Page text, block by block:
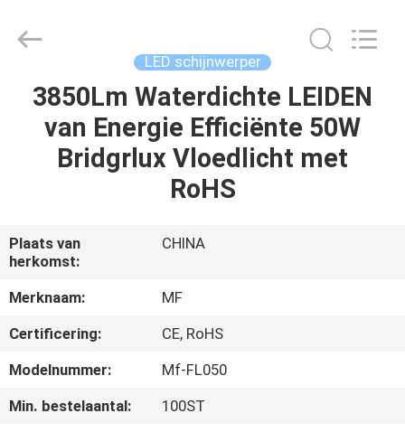
HUIS
PRODUCTEN
OVER
ONS
FABRIEKSREIS
KWALITEITSCONTROLE
Co.,Ltd..
LED schijnwerper
3850Lm Waterdichte LEIDEN
van Energie Efficiënte 50W
Bridgrlux Vloedlicht met
RoHS
Plaats van
herkomst:
CHINA
Merknaam:
MF
Certificering:
CE, RoHS
Modelnummer:
Mf-FL050
Min. bestelaantal:
100ST